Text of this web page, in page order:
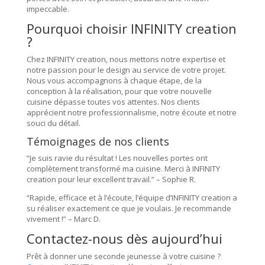
impeccable.
Pourquoi choisir INFINITY creation
?
Chez INFINITY creation, nous mettons notre expertise et
notre passion pour le design au service de votre projet.
Nous vous accompagnons à chaque étape, de la
conception à la réalisation, pour que votre nouvelle
cuisine dépasse toutes vos attentes. Nos clients
apprécient notre professionnalisme, notre écoute et notre
souci du détail.
Témoignages de nos clients
“Je suis ravie du résultat ! Les nouvelles portes ont
complètement transformé ma cuisine. Merci à INFINITY
creation pour leur excellent travail.” – Sophie R.
“Rapide, efficace et à l’écoute, l’équipe d’INFINITY creation a
su réaliser exactement ce que je voulais. Je recommande
vivement !” – Marc D.
Contactez-nous dès aujourd’hui
Prêt à donner une seconde jeunesse à votre cuisine ?